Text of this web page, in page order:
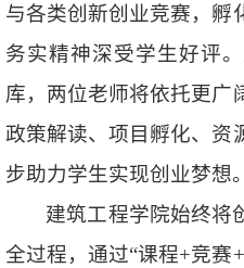
与各类创新创业竞赛，孵
务实精神深受学生好评
库，两位老师将依托更广
政策解读、项目孵化、资
步助力学生实现创业梦想。
建筑工程学院始终将
全过程，通过“课程+竞赛